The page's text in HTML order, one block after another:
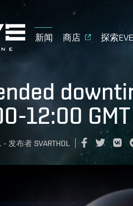
新闻 商店 探索EVE
12:00 GMT
- 发布者 SVARTHOL